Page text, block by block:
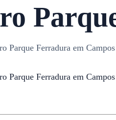
Parque Ferradura em
Parque Ferradura em